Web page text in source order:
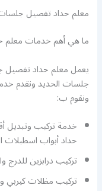
معلم حداد تفصيل
ما هي أهم خدمات
يعمل معلم حداد تفصيل
جلسات الحديد ونقدم
ونقوم ب:
خدمة تركيب وتبديل
حداد أبواب اسطبلات
تركيب درابزين للدرج
تركيب مظلات كيربي